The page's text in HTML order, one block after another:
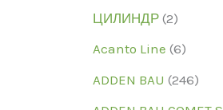
ЦИЛИНДР (2)
Acanto Line (6)
ADDEN BAU (246)